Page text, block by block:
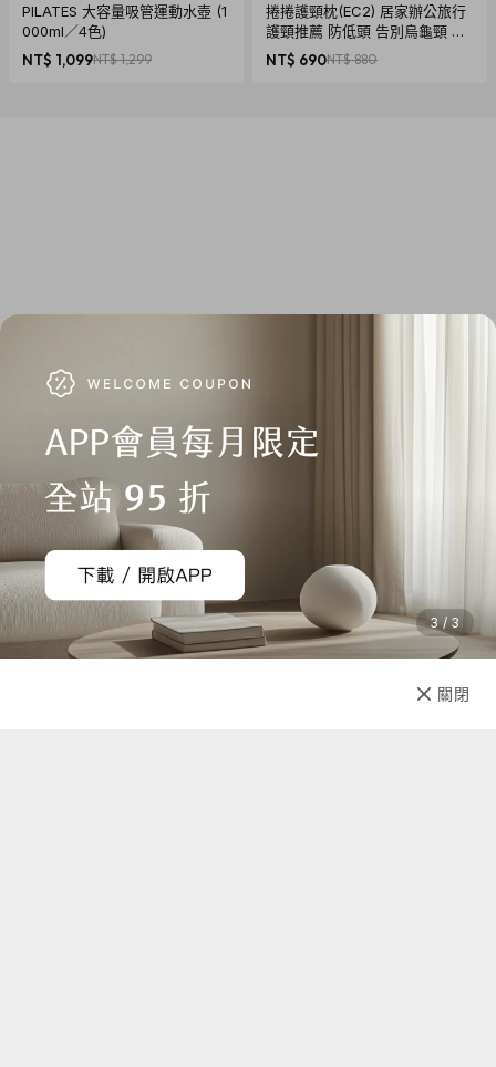
PILATES 大容量吸管運動水壺 (1
000ml／4色)
NT$ 1,099NT$ 1,299
捲捲護頸枕(EC2) 居家辦公旅行
護頸推薦 防低頭 告別烏龜頸 頸
椎養護 多色可選
NT$ 690NT$ 880
3 / 3
關閉